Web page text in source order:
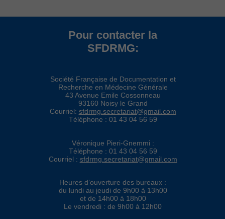
Pour contacter la
SFDRMG:
Société Française de Documentation et
Recherche en Médecine Générale
43 Avenue Emile Cossonneau
93160 Noisy le Grand
Courriel: sfdrmg.secretariat@gmail.com
Téléphone : 01 43 04 56 59
Véronique Pieri-Gnemmi :
Téléphone : 01 43 04 56 59
Courriel : sfdrmg.secretariat@gmail.com
Heures d’ouverture des bureaux :
du lundi au jeudi de 9h00 à 13h00
et de 14h00 à 18h00
Le vendredi : de 9h00 à 12h00